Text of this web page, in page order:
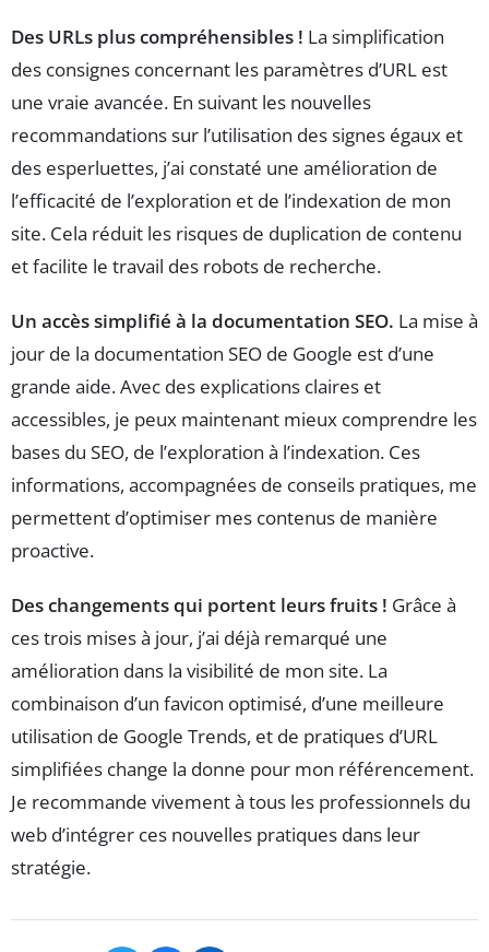
Des URLs plus compréhensibles ! La simplification
des consignes concernant les paramètres d’URL est
une vraie avancée. En suivant les nouvelles
recommandations sur l’utilisation des signes égaux et
des esperluettes, j’ai constaté une amélioration de
l’efficacité de l’exploration et de l’indexation de mon
site. Cela réduit les risques de duplication de contenu
et facilite le travail des robots de recherche.
Un accès simplifié à la documentation SEO. La mise à
jour de la documentation SEO de Google est d’une
grande aide. Avec des explications claires et
accessibles, je peux maintenant mieux comprendre les
bases du SEO, de l’exploration à l’indexation. Ces
informations, accompagnées de conseils pratiques, me
permettent d’optimiser mes contenus de manière
proactive.
Des changements qui portent leurs fruits ! Grâce à
ces trois mises à jour, j’ai déjà remarqué une
amélioration dans la visibilité de mon site. La
combinaison d’un favicon optimisé, d’une meilleure
utilisation de Google Trends, et de pratiques d’URL
simplifiées change la donne pour mon référencement.
Je recommande vivement à tous les professionnels du
web d’intégrer ces nouvelles pratiques dans leur
stratégie.